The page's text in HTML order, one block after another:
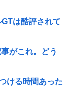
GTは酷評されて
がこれ。どう
ける時間あった